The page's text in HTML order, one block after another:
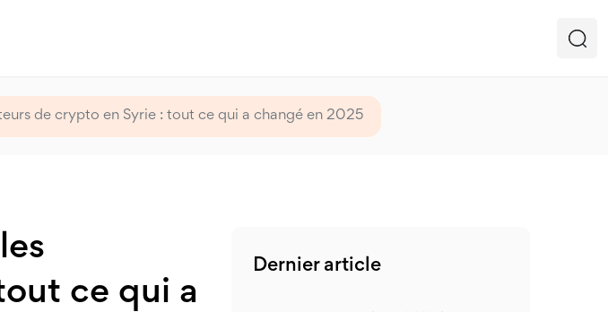
de crypto en Syrie : tout ce qui a changé en 2025
ce qui a
Dernier article